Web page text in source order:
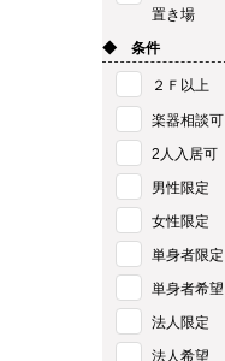
置き場
◆ 条件
２Ｆ以上
楽器相談可
2人入居可
男性限定
女性限定
単身者限定
単身者希望
法人限定
法人希望